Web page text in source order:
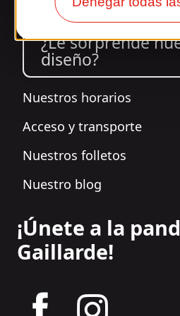
¿Le sorprende
diseño?
Nuestros horarios
Acceso y transporte
Nuestros folletos
Nuestro blog
¡Únete a la
Gaillarde!